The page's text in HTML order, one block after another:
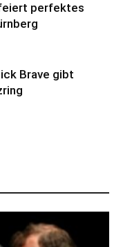
perfektes
Brave gibt